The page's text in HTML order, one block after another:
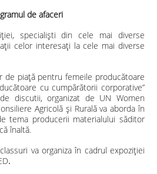
de afaceri
specialişti din cele mai diverse
celor interesați la cele mai diverse
de piață pentru femeile producătoare
cu cumpărătorii corporative”
discutii, organizat de UN Women
Agricolă și Rurală va aborda în
tema producerii materialului săditor
înaltă.
va organiza în cadrul expoziției
.